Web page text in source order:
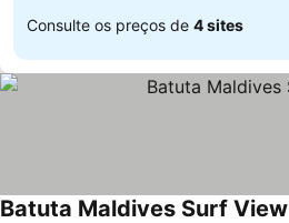
Consulte os preços de 4 sites
Batuta Maldives Surf View